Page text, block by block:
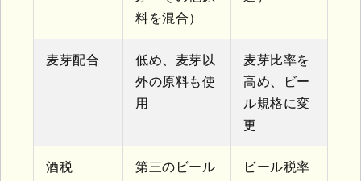
料を混合）
麦芽配合
低め、麦芽以
外の原料も使
用
麦芽比率を
高め、ビー
ル規格に変
更
酒税
第三のビール
ビール税率